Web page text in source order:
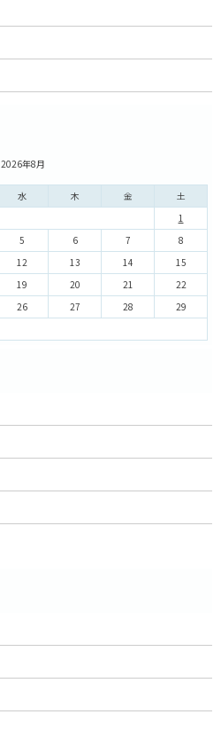
2026年8月
水 木 金 土
1
5 6 7
8
12 13 14
15
19 20 21
22
26 27 28
29